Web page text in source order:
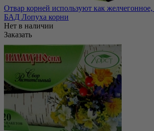
Отвар корней используют как
БАД Лопуха корни
Нет в наличии
Заказать